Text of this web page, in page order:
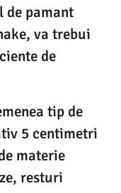
de pamant
va trebui
de
tip de
5 centimetri
materie
resturi